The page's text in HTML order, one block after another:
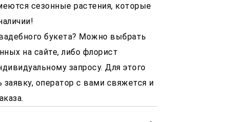
сезонные растения, которые
букета? Можно выбрать
на сайте, либо флорист
запросу. Для этого
заявку, оператор с вами свяжется и